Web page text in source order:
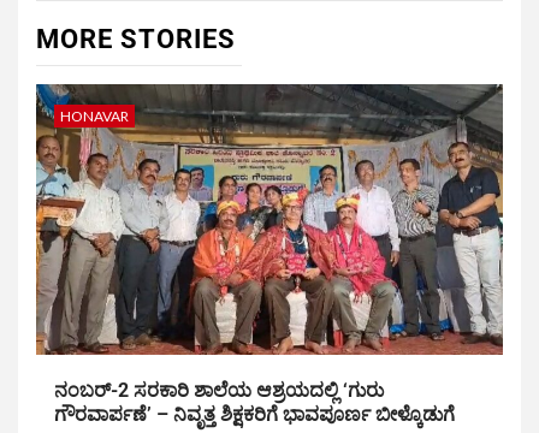
MORE STORIES
HONAVAR
ನಂಬರ್-2 ಸರಕಾರಿ ಶಾಲೆಯ ಆಶ್ರಯದಲ್ಲಿ ‘ಗುರು
ಗೌರವಾರ್ಪಣೆ’ – ನಿವೃತ್ತ ಶಿಕ್ಷಕರಿಗೆ ಭಾವಪೂರ್ಣ ಬೀಳ್ಕೊಡುಗೆ